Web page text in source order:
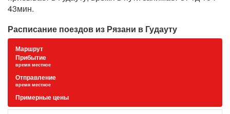
43мин.
Расписание поездов из Рязани в Гудауту
Маршрут
Прибытие
время местное
Отправление
время местное
Примерные цены